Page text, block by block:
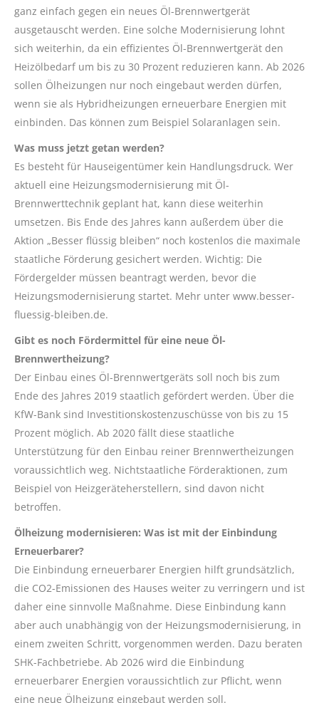
ganz einfach gegen ein neues Öl-Brennwertgerät
ausgetauscht werden. Eine solche Modernisierung lohnt
sich weiterhin, da ein effizientes Öl-Brennwertgerät den
Heizölbedarf um bis zu 30 Prozent reduzieren kann. Ab 2026
sollen Ölheizungen nur noch eingebaut werden dürfen,
wenn sie als Hybridheizungen erneuerbare Energien mit
einbinden. Das können zum Beispiel Solaranlagen sein.
Was muss jetzt getan werden?
Es besteht für Hauseigentümer kein Handlungsdruck. Wer
aktuell eine Heizungsmodernisierung mit Öl-
Brennwerttechnik geplant hat, kann diese weiterhin
umsetzen. Bis Ende des Jahres kann außerdem über die
Aktion „Besser flüssig bleiben“ noch kostenlos die maximale
staatliche Förderung gesichert werden. Wichtig: Die
Fördergelder müssen beantragt werden, bevor die
Heizungsmodernisierung startet. Mehr unter www.besser-
fluessig-bleiben.de.
Gibt es noch Fördermittel für eine neue Öl-
Brennwertheizung?
Der Einbau eines Öl-Brennwertgeräts soll noch bis zum
Ende des Jahres 2019 staatlich gefördert werden. Über die
KfW-Bank sind Investitionskostenzuschüsse von bis zu 15
Prozent möglich. Ab 2020 fällt diese staatliche
Unterstützung für den Einbau reiner Brennwertheizungen
voraussichtlich weg. Nichtstaatliche Förderaktionen, zum
Beispiel von Heizgeräteherstellern, sind davon nicht
betroffen.
Ölheizung modernisieren: Was ist mit der Einbindung
Erneuerbarer?
Die Einbindung erneuerbarer Energien hilft grundsätzlich,
die CO2-Emissionen des Hauses weiter zu verringern und ist
daher eine sinnvolle Maßnahme. Diese Einbindung kann
aber auch unabhängig von der Heizungsmodernisierung, in
einem zweiten Schritt, vorgenommen werden. Dazu beraten
SHK-Fachbetriebe. Ab 2026 wird die Einbindung
erneuerbarer Energien voraussichtlich zur Pflicht, wenn
eine neue Ölheizung eingebaut werden soll.